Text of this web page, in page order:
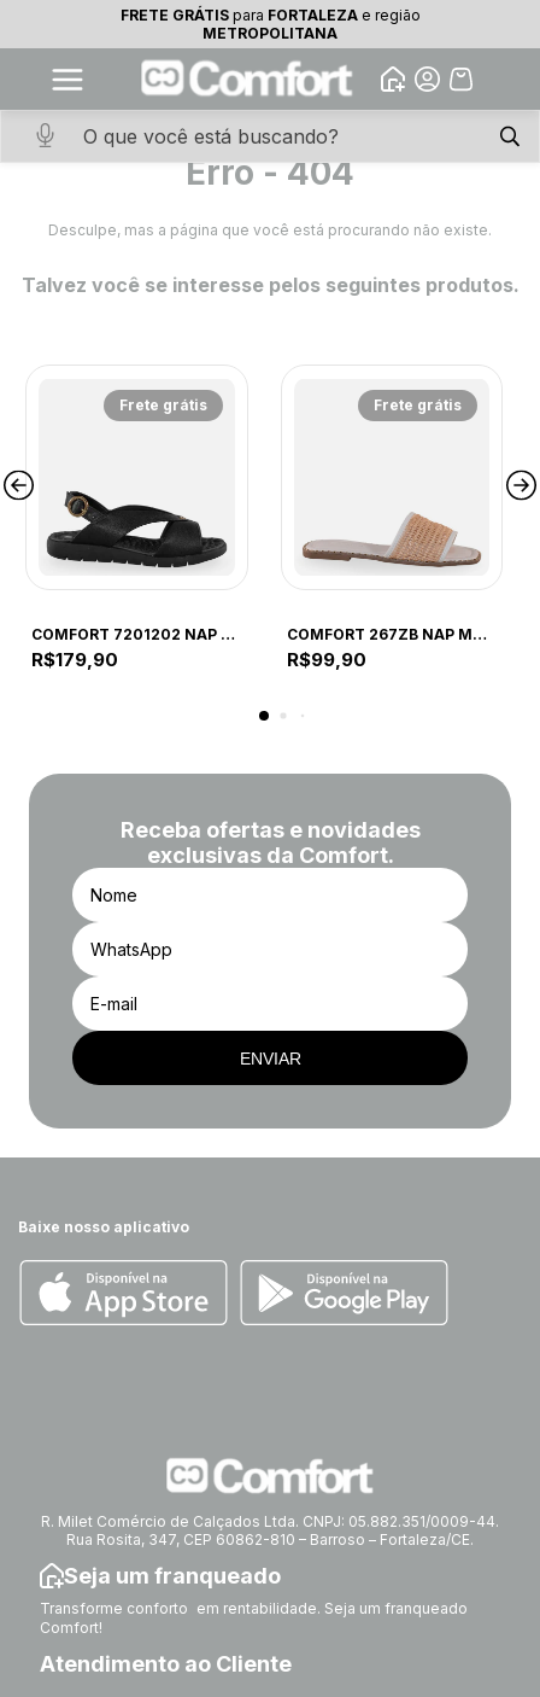
10% OFF na primeira compra
Baixe o app. Cupom BEMVINDO10
(100+)
Abrir
FRETE GRÁTISpara FORTALEZAe região
METROPOLITANA
Erro - 404
Desculpe, mas a página que você está procurando não existe.
Talvez você se interesse pelos seguintes produtos.
Frete grátis
COMFORT 7201202 NAP FLO PRETO 7201202 PRETO
R$179,90
Frete grátis
COMFORT 267ZB NAP MAD OFF WHITE 267ZB OFF WHITE
R$99,90
Receba ofertas e novidades
exclusivas da Comfort.
ENVIAR
Baixe nosso aplicativo
R. Milet Comércio de Calçados Ltda. CNPJ: 05.882.351/0009-44.
Rua Rosita, 347, CEP 60862-810 – Barroso – Fortaleza/CE.
Seja um franqueado
Transforme conforto em rentabilidade. Seja um franqueado
Comfort!
Atendimento ao Cliente